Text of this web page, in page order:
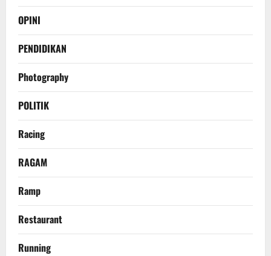
OPINI
PENDIDIKAN
Photography
POLITIK
Racing
RAGAM
Ramp
Restaurant
Running